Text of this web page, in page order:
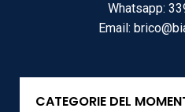
Whatsapp:
Email:
CATEGORIE DEL